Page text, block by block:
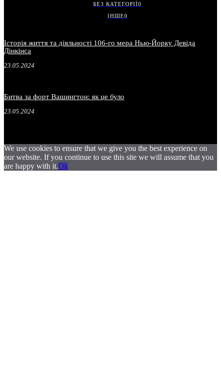
БЕЗ КАТЕГОРІЇ0
ІНШЕ0
Історія життя та діяльності 106-го мера Нью-Йорку Девіда
Дінкінса
23.05.2024
Битва за форт Вашингтон: як це було
23.05.2024
We use cookies to ensure that we give you the best experience on
our website. If you continue to use this site we will assume that you
are happy with it.Ok